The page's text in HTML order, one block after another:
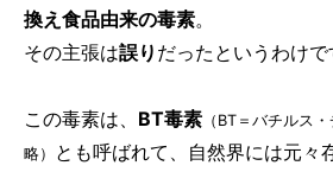
換え食品由来の毒素。
その主張は誤り だったというわけで
この毒素は、 BT毒素 （BT＝バチルス
略）
とも呼ばれて、自然界には元々